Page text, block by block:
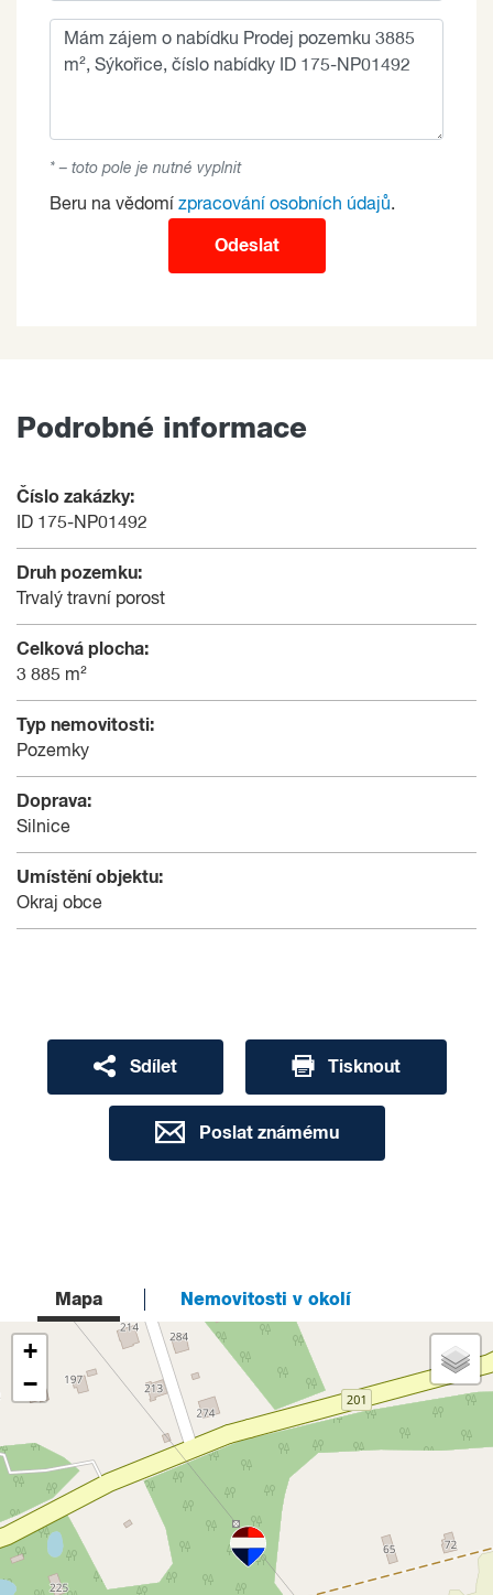
* – toto pole je nutné vyplnit
Beru na vědomí zpracování osobních údajů.
Odeslat
Podrobné informace
Číslo zakázky:
ID 175-NP01492
Druh pozemku:
Trvalý travní porost
Celková plocha:
3 885 m²
Typ nemovitosti:
Pozemky
Doprava:
Silnice
Umístění objektu:
Okraj obce
Sdílet Tisknout
Poslat známému
Mapa Nemovitosti v okolí
+
−